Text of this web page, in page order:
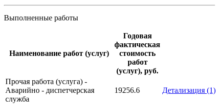
Выполненные работы
Наименование работ (услуг)
Годовая
фактическая
стоимость
работ
(услуг), руб.
Прочая работа (услуга) -
Аварийно - диспетчерская
служба
19256.6 Детализация (1)